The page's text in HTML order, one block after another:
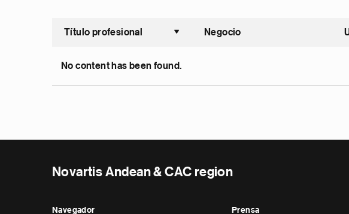
Título profesional
Ordenar ascendente
Negocio
No content has been found.
Novartis Andean & CAC region
Navegador Prensa